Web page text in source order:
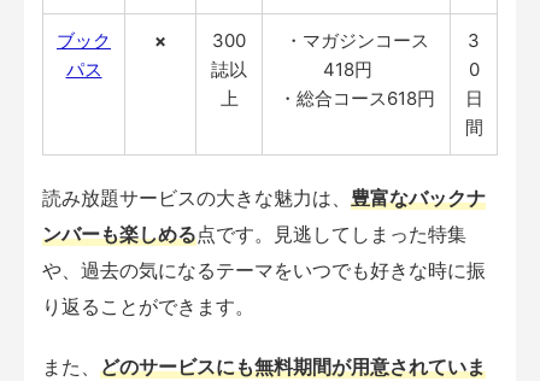
ブック
パス
×
300
誌以
上
・マガジンコース
418円
・総合コース618円
3
0
日
間
読み放題サービスの大きな魅力は、 豊富なバックナ
ンバーも楽しめる点です。見逃してしまった特集
や、過去の気になるテーマをいつでも好きな時に振
り返ることができます。
また、 どのサービスにも無料期間が用意されていま